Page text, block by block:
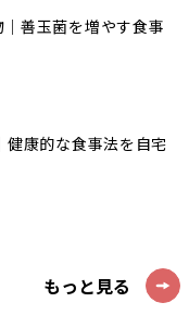
善玉菌を増やす食事
康的な食事法を自宅
もっと見る